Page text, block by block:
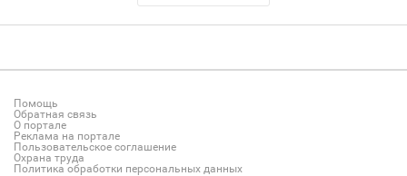
Помощь
Обратная связь
О портале
Реклама на портале
Пользовательское соглашение
Охрана труда
Политика обработки персональных данных